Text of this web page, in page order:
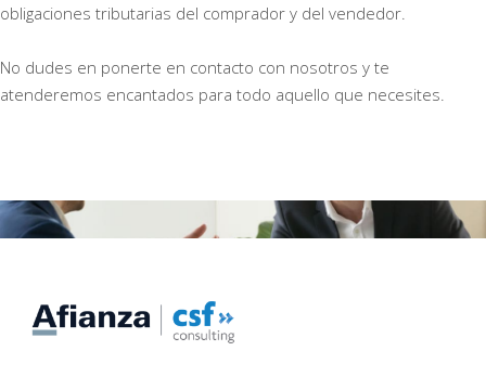
obligaciones tributarias del comprador y del vendedor.
No dudes en ponerte en contacto con nosotros y te
atenderemos encantados para todo aquello que necesites.